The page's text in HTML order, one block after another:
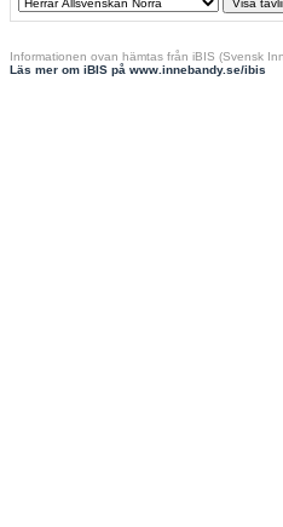
Informationen ovan hämtas från iBIS (Svensk
Läs mer om iBIS på www.innebandy.se/ibis